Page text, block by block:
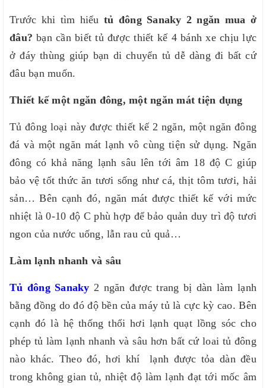
Trước khi tìm hiểu tủ đông Sanaky 2 ngăn mua ở
đâu?bạn cần biết tủ được thiết kế 4 bánh xe chịu lực
ở đáy thùng giúp bạn di chuyển tủ dễ dàng đi bất cứ
đâu bạn muốn.
Thiết kế một ngăn đông, một ngăn mát tiện dụng
Tủ đông loại này được thiết kế 2 ngăn, một ngăn đông
đá và một ngăn mát lạnh vô cùng tiện sử dụng. Ngăn
đông có khả năng lạnh sâu lên tới âm 18 độ C giúp
bảo vệ tốt thức ăn tươi sống như cá, thịt tôm tươi, hải
sản… Bên cạnh đó, ngăn mát được thiết kế với mức
nhiệt là 0-10 độ C phù hợp để bảo quản duy trì độ tươi
ngon của nước uống, lẫn rau củ quả…
Làm lạnh nhanh và sâu
Tủ đông Sanaky 2 ngăn được trang bị dàn làm lạnh
bằng đồng do đó độ bền của máy tủ là cực kỳ cao. Bên
cạnh đó là hệ thống thổi hơi lạnh quạt lồng sóc cho
phép tủ làm lạnh nhanh và sâu hơn bất cứ loai tủ đông
nào khác. Theo đó, hơi khí lạnh được tỏa dàn đều
trong không gian tủ, nhiệt độ làm lạnh đạt tới mốc âm